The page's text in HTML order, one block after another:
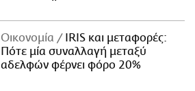
Οικονομία
IRIS και μεταφορές:
Πότε μία συναλλαγή μεταξύ
αδελφών φέρνει φόρο 20%